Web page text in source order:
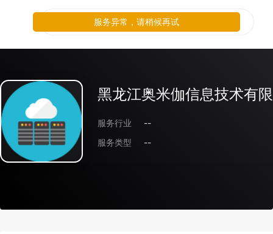
黑龙江奥米伽信息技术有
服务行业
--
服务类型
--
服务异常，请稍候再试